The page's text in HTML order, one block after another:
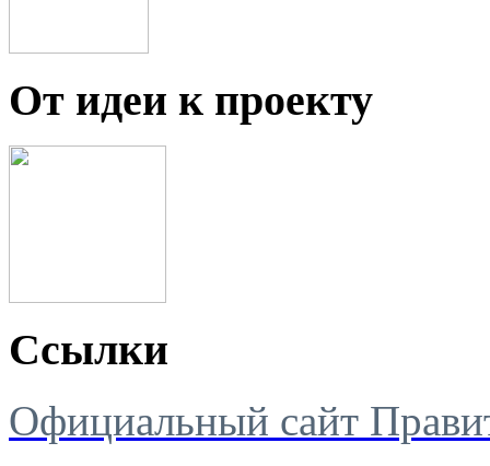
От идеи к проекту
Ссылки
Официальный сайт